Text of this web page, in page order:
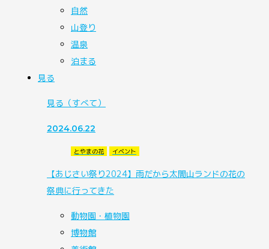
自然
山登り
温泉
泊まる
見る
見る （すべて）
2024.06.22
とやまの花 イベント
【あじさい祭り2024】雨だから太閤山ランドの花の
祭典に行ってきた
動物園・植物園
博物館